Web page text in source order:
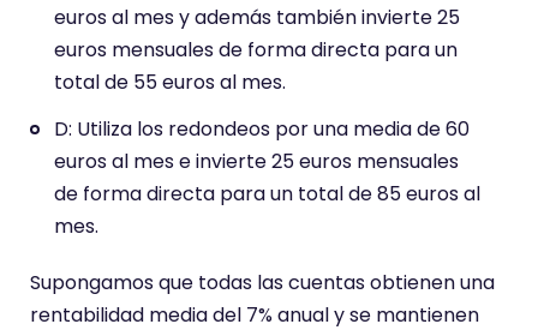
euros al mes y además también invierte 25
euros mensuales de forma directa para un
total de 55 euros al mes.
D: Utiliza los redondeos por una media de 60
euros al mes e invierte 25 euros mensuales
de forma directa para un total de 85 euros al
mes.
Supongamos que todas las cuentas obtienen una
rentabilidad media del 7% anual y se mantienen